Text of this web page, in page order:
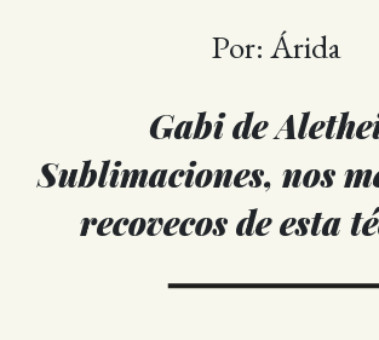
Por: Árida
Gabi de
Sublimaciones, nos
recovecos de esta